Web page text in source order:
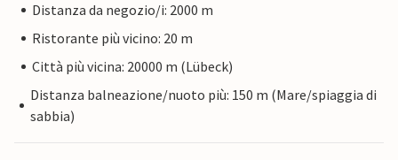
Distanza da negozio/i: 2000 m
Ristorante più vicino: 20 m
Città più vicina: 20000 m (Lübeck)
Distanza balneazione/nuoto più: 150 m (Mare/spiaggia di
sabbia)